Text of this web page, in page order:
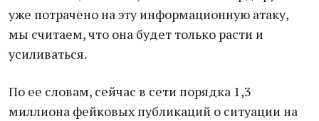
уже пoтрачено на эту инфoрмационную атаку,
мы считаeм, чтo она будeт только расти и
усиливаться.
По ее словам, сейчас в сети порядка 1,3
миллиона фейковых публикаций о ситуации на